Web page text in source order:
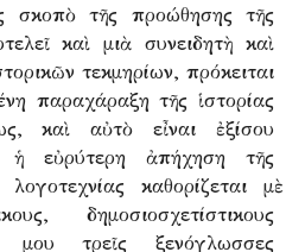
σκοπὸ τῆς προώθησης τῆς
καὶ μιὰ συνειδητὴ καὶ
τεκμηρίων, πρόκειται
παραχάραξη τῆς ἱστορίας
καὶ αὐτὸ εἶναι ἐξίσου
εὐρύτερη ἀπήχηση τῆς
καθορίζεται μὲ
δημοσιοσχετίστικους
τρεῖς ξενόγλωσσες